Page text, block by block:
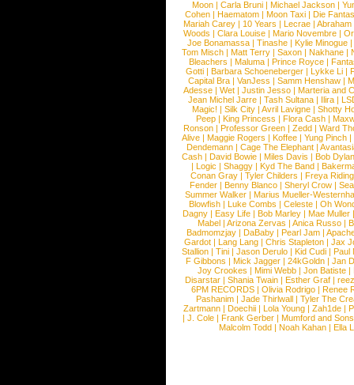
Moon |Carla Bruni |Michael Jackson |
Cohen |Haematom |Moon Taxi |Die
Mariah Carey | 10 Years | Lecrae | Abraham
Woods |Clara Louise |Mario Novembre |
Joe Bonamassa | Tinashe | Kylie Minogue |
Tom Misch |Matt Terry |Saxon |Nakhane |
Bleachers | Maluma | Prince Royce |
Gotti |Barbara Schoeneberger |Lykke Li |
Capital Bra |VanJess |Samm Henshaw |
Adesse |Wet |Justin Jesso |Marteria and
Jean Michel Jarre |Tash Sultana | Ilira |
Magic! | Silk City | Avril Lavigne | Shotty
Peep |King Princess |Flora Cash |
Ronson |Professor Green |Zedd |Ward
Alive |Maggie Rogers |Koffee |Yung Pinch |
Dendemann |Cage The Elephant |
Cash | David Bowie | Miles Davis | Bob Dylan
|Logic |Shaggy |Kyd The Band |
Conan Gray |Tyler Childers |Freya
Fender |Benny Blanco |Sheryl Crow |
Summer Walker |Marius Mueller-
Blowfish | Luke Combs | Celeste | Oh
Dagny |Easy Life |Bob Marley |Mae Muller
Mabel |Arizona Zervas |Anica Russo |
Badmomzjay |DaBaby |Pearl Jam |
Gardot | Lang Lang | Chris Stapleton | Jax
Stallion |Tini |Jason Derulo |Kid Cudi |Paul
F Gibbons | Mick Jagger | 24kGoldn | Jan
Joy Crookes | Mimi Webb | Jon Batiste |
Disarstar | Shania Twain | Esther Graf |
6PM RECORDS | Olivia Rodrigo | Renee
Pashanim |Jade Thirlwall |Tyler The
Zartmann | Doechii | Lola Young | Zah1de |
| J. Cole | Frank Gerber | Mumford and Sons
Malcolm Todd | Noah Kahan | Ella